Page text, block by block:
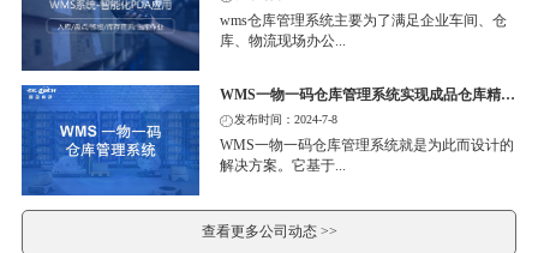
wms仓库管理系统主要为了满足企业车间、仓
库、物流现场办公...
WMS一物一码仓库管理系统实现成品仓库精细化管理
发布时间：2024-7-8
WMS一物一码仓库管理系统就是为此而设计的
解决方案。它基于...
查看更多公司动态 >>